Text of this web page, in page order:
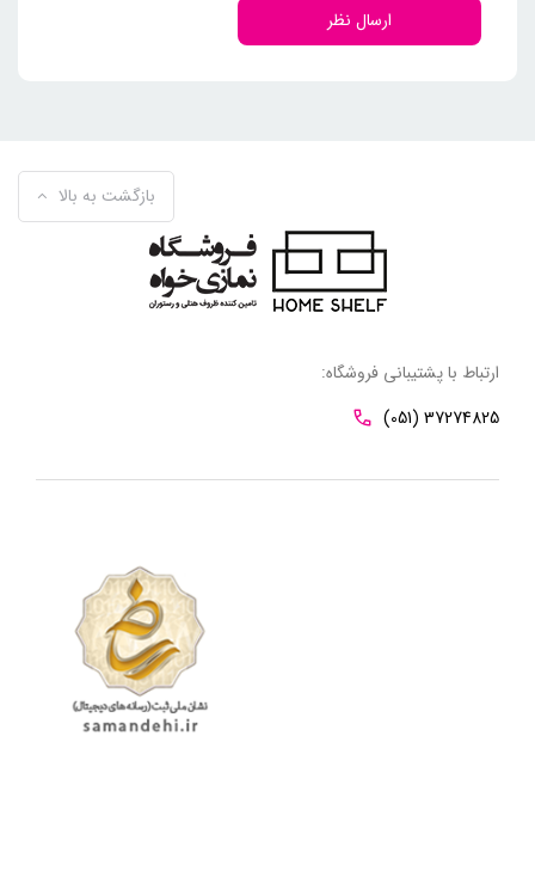
ارسال نظر
بازگشت به بالا
ارتباط با پشتیبانی فروشگاه:
(051) 37274825